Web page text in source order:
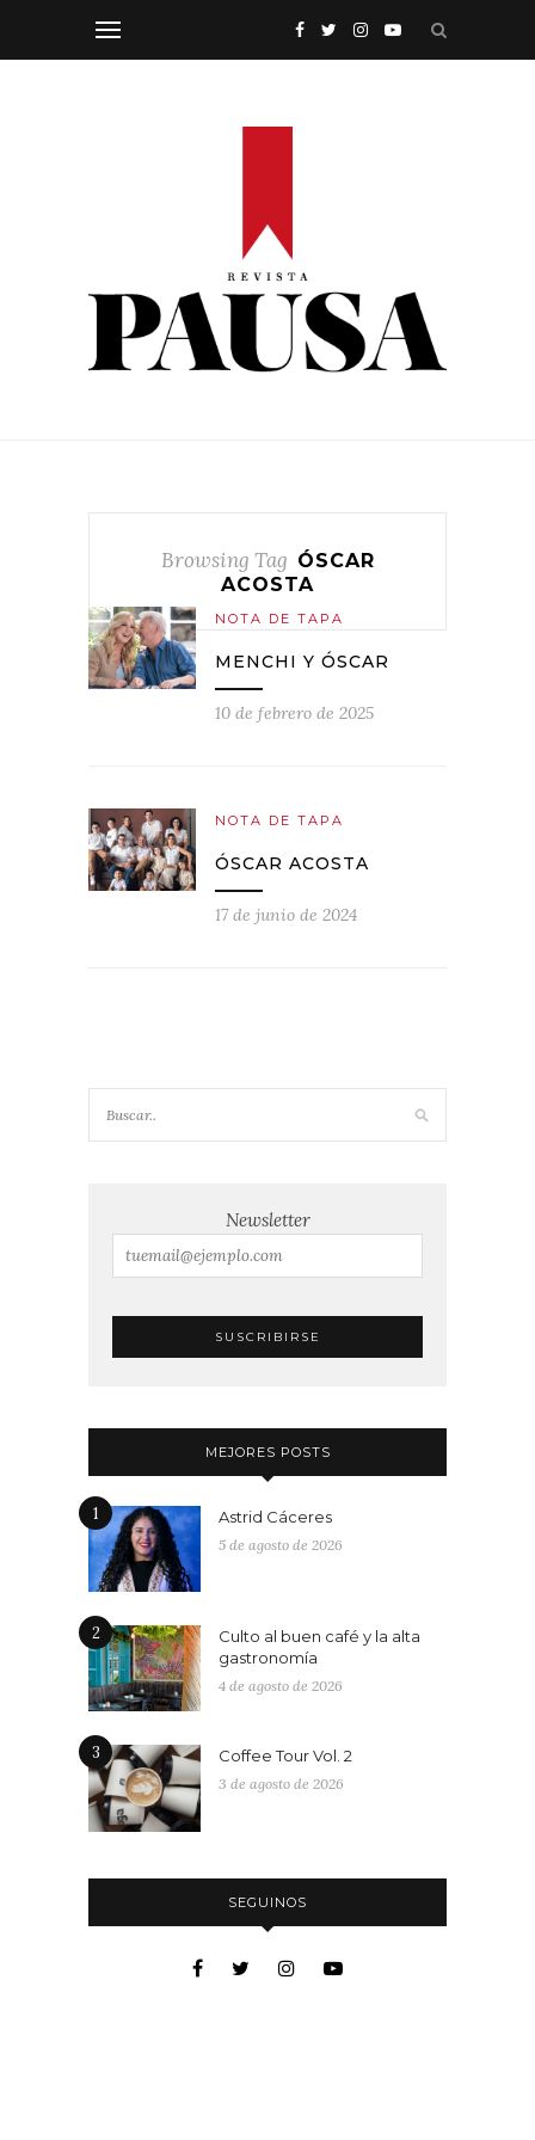
Browsing Tag ÓSCAR
ACOSTA
NOTA DE TAPA
MENCHI Y ÓSCAR
10 de febrero de 2025
NOTA DE TAPA
ÓSCAR ACOSTA
17 de junio de 2024
Newsletter
MEJORES POSTS
1 Astrid Cáceres
5 de agosto de 2026
2
Culto al buen café y la alta
gastronomía
4 de agosto de 2026
3 Coffee Tour Vol. 2
3 de agosto de 2026
SEGUINOS